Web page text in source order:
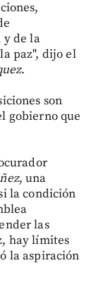
de la
paz", dijo el
.
son
gobierno que
, una
la condición
las
hay límites
la aspiración